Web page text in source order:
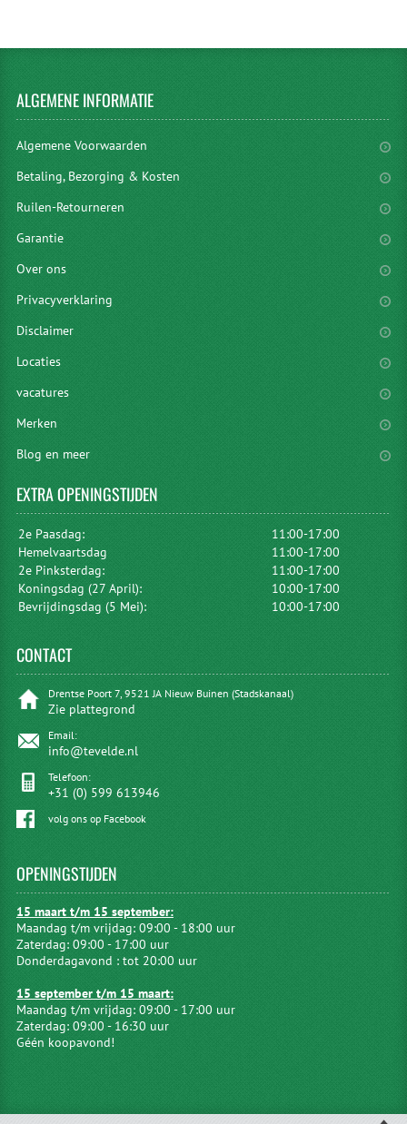
ALGEMENEINFORMATIE
Algemene Voorwaarden
Betaling, Bezorging & Kosten
Ruilen-Retourneren
Garantie
Over ons
Privacyverklaring
Disclaimer
Locaties
vacatures
Merken
Blog en meer
EXTRAOPENINGSTIJDEN
2e Paasdag:
11:00-17:00
Hemelvaartsdag
11:00-17:00
2e Pinksterdag:
11:00-17:00
Koningsdag (27 April):
10:00-17:00
Bevrijdingsdag (5 Mei):
10:00-17:00
CONTACT
Drentse Poort 7, 9521 JA Nieuw Buinen (Stadskanaal)
Zie plattegrond
Email:
info@tevelde.nl
Telefoon:
+31 (0) 599 613946
volg ons op Facebook
OPENINGSTIJDEN
15 maart t/m 15 september:
Maandag t/m vrijdag: 09:00 - 18:00 uur
Zaterdag: 09:00 - 17:00 uur
Donderdagavond : tot 20:00 uur
15 september t/m 15 maart:
Maandag t/m vrijdag: 09:00 - 17:00 uur
Zaterdag: 09:00 - 16:30 uur
Géén koopavond!